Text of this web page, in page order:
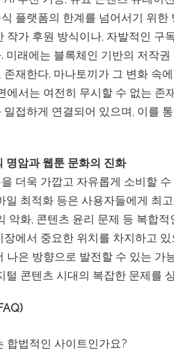
플랫폼의 한계를 넘어서기 위
작가 후원 방식이나, 자발적인 구
미래에는 블록체인 기반의 저작
존재한다. 마나토끼가 그 변화 속
에서는 여전히 무시할 수 없는 존
접하게 연결되어 있으며, 이를
명암과 웹툰 문화의 진화
더욱 가깝고 자유롭게 소비할
일 최적화 등은 사용자들에게 최
악화, 콘텐츠 윤리 문제 등 복합
장에서 중요한 위치를 차지하고
나은 방향으로 발전할 수 있는 가
털 콘텐츠 시대의 복잡한 문제를
합법적인 사이트인가요?